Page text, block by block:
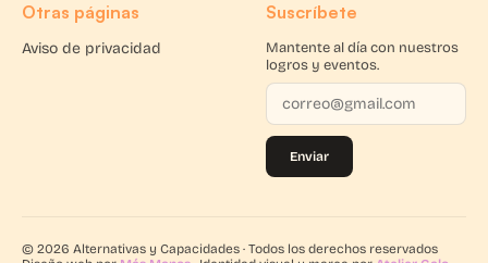
Otras páginas
Aviso de privacidad
Suscríbete
Mantente al día con nuestros
logros y eventos.
Enviar
© 2026 Alternativas y Capacidades · Todos los derechos reservados